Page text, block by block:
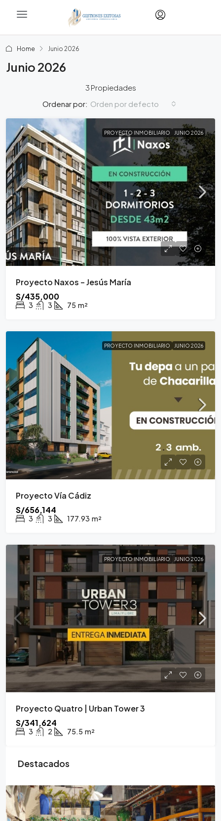
Home Junio 2026
Junio 2026
3 Propiedades
Ordenar por: Orden por defecto
PROYECTO INMOBILIARIO JUNIO 2026
Proyecto Naxos – Jesús María
S/435,000
3 3 75 m²
PROYECTO INMOBILIARIO JUNIO 2026
Proyecto Vía Cádiz
S/656,144
3 3 177.93 m²
PROYECTO INMOBILIARIO JUNIO 2026
Proyecto Quatro | Urban Tower 3
S/341,624
3 2 75.5 m²
Destacados